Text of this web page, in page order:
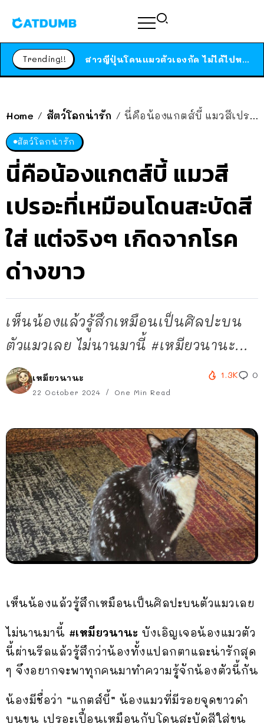
Trending!! ได้เวลาเด็กหนวดรวมตัว RF Online Next เปิดให้เล่นแล้ว เกม Sci-Fi MMORPG ระดับตำนาน เล่นได้ทั้งมือถือและ PC
Home / สัตว์โลกน่ารัก / นี่คือน้องแกตส์บี้ แมวสีเปรอะที่เหมือนโดนสะบัดสีใส่ แต่จริงๆ เกิดจากโรคด่างขาว
สัตว์โลกน่ารัก
นี่คือน้องแกตส์บี้ แมวสี
เปรอะที่เหมือนโดนสะบัดสี
ใส่ แต่จริงๆ เกิดจากโรค
ด่างขาว
เห็นน้องแล้วรู้สึกเหมือนเป็นศิลปะบน
ตัวแมวเลย ไม่นานมานี้ #เหมียวนานะ...
เหมียวนานะ
22 October 2024 One Min Read
1.3K 0
เห็นน้องแล้วรู้สึกเหมือนเป็นศิลปะบนตัวแมวเลย
ไม่นานมานี้ #เหมียวนานะ บังเอิญเจอน้องแมวตัว
นี้ผ่านรีลแล้วรู้สึกว่าน้องทั้งแปลกตาและน่ารักสุด
ๆ จึงอยากจะพาทุกคนมาทำความรู้จักน้องตัวนี้กัน
น้องมีชื่อว่า “แกตส์บี้” น้องแมวที่มีรอยจุดขาวดำ
บนขน เปรอะเปื้อนเหมือนกับโดนสะบัดสีใส่ขน